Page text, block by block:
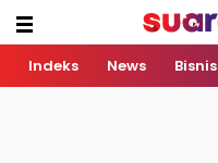
Indeks News Bisnis